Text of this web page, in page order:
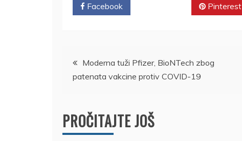
Facebook Pinterest
Kretanje
članka
Moderna tuži Pfizer, BioNTech zbog
patenata vakcine protiv COVID-19
PROČITAJTE JOŠ